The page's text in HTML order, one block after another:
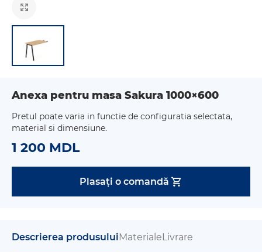
Anexa pentru masa Sakura 1000×600
Pretul poate varia in functie de configuratia selectata,
material si dimensiune.
1 200 MDL
Plasați o comandă
Descrierea produsuluiMaterialeLivrare